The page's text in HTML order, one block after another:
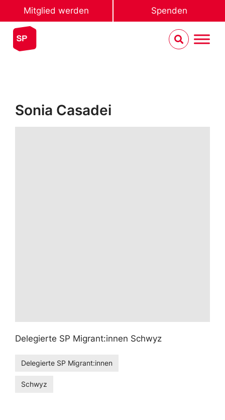
Mitglied werden Spenden
Sonia Casadei
Delegierte SP Migrant:innen Schwyz
Delegierte SP Migrant:innen
Schwyz